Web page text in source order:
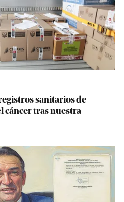
sanitarios de
cáncer tras nuestra